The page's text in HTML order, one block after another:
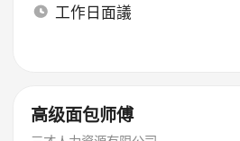
工作日面議
高级面包师傅